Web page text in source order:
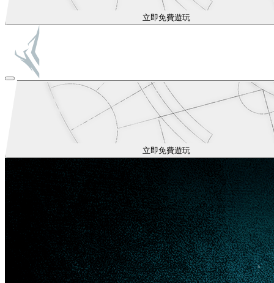
立即免費遊玩
立即免費遊玩